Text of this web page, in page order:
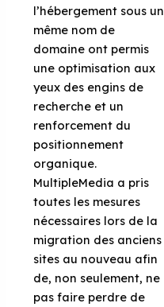
l’hébergement sous un
même nom de
domaine ont permis
une optimisation aux
yeux des engins de
recherche et un
renforcement du
positionnement
organique.
MultipleMedia a pris
toutes les mesures
nécessaires lors de la
migration des anciens
sites au nouveau afin
de, non seulement, ne
pas faire perdre de